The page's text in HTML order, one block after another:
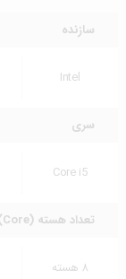
سازنده
Intel
سری
Core i5
تعداد هسته (Core)
۸ هسته